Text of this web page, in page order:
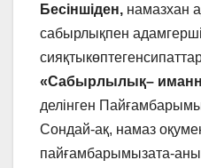
Бесіншіден, намазхан
сабырлықпен
«Сабырлылық–
делінген
Сондай-ақ, намаз
пайғамбарымызата-аны